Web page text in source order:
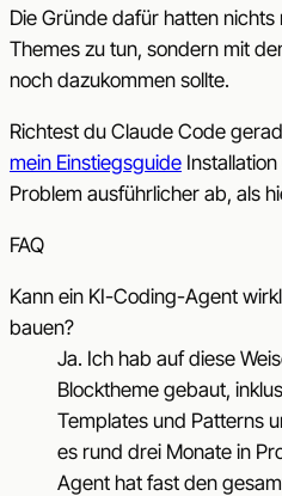
Die Gründe dafür hatten
Themes zu tun, sondern mit
noch dazukommen sollte.
Richtest du Claude Code
mein Einstiegsguide
Problem ausführlicher ab, als
FAQ
Kann ein KI-Coding-Agent
bauen?
Ja. Ich hab auf diese
Blocktheme gebaut,
Templates und Patterns
es rund drei Monate in
Agent hat fast den